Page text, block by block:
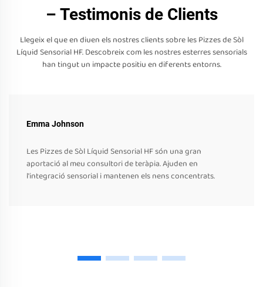
– Testimonis de Clients
Llegeix el que en diuen els nostres clients sobre les Pizzes de Sòl
Líquid Sensorial HF. Descobreix com les nostres esterres sensorials
han tingut un impacte positiu en diferents entorns.
Emma Johnson
Les Pizzes de Sòl Líquid Sensorial HF són una gran
aportació al meu consultori de teràpia. Ajuden en
l'integració sensorial i mantenen els nens concentrats.